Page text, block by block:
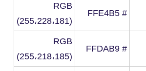
# FFE4B5
RGB
(255،228،181)
# FFDAB9
RGB
(255،218،185)